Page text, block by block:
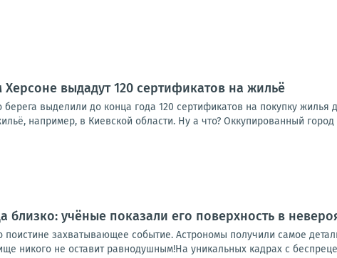
выдадут 120 сертификатов на жильё
берега выделили до конца года 120 сертификатов на покупку
например, в Киевской области. Ну а что? Оккупированный город
близко: учёные показали его поверхность в
захватывающее событие. Астрономы получили самое
никого не оставит равнодушным!На уникальных кадрах с